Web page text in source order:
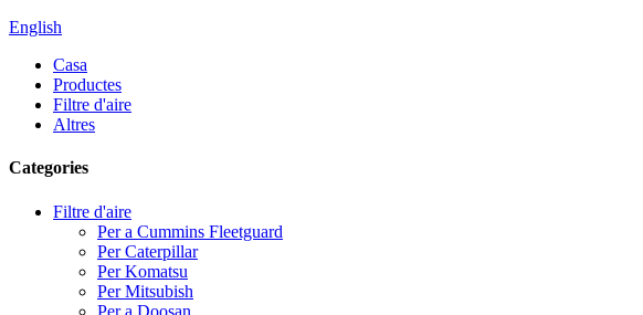
English
Casa
Productes
Filtre d'aire
Altres
Categories
Filtre d'aire
Per a Cummins Fleetguard
Per Caterpillar
Per Komatsu
Per Mitsubish
Per a Doosan